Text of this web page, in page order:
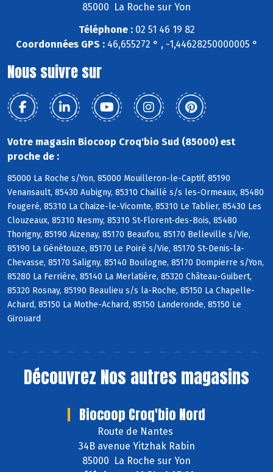
85000 La Roche sur Yon
Téléphone :02 51 46 19 82
Coordonnées GPS :46,655272 ° , -1,44628250000005 °
Nous suivre sur
Votre magasin Biocoop Croq'bio Sud (85000) est
proche de :
85000 La Roche s/Yon, 85000 Mouilleron-le-Captif, 85190
Venansault, 85430 Aubigny, 85310 Chaillé s/s les-Ormeaux, 85480
Fougeré, 85310 La Chaize-le-Vicomte, 85310 Le Tablier, 85430 Les
Clouzeaux, 85310 Nesmy, 85310 St-Florent-des-Bois, 85480
Thorigny, 85190 Aizenay, 85170 Beaufou, 85170 Belleville s/Vie,
85190 La Génétouze, 85170 Le Poiré s/Vie, 85170 St-Denis-la-
Chevasse, 85170 Saligny, 85140 Boulogne, 85170 Dompierre s/Yon,
85280 La Ferrière, 85140 La Merlatière, 85320 Château-Guibert,
85320 Rosnay, 85190 Beaulieu s/s la-Roche, 85150 La Chapelle-
Achard, 85150 La Mothe-Achard, 85150 Landeronde, 85150 Le
Girouard
Découvrez Nos autres magasins
Biocoop Croq'bio Nord
Route de Nantes
34B avenue Yitzhak Rabin
85000 La Roche sur Yon